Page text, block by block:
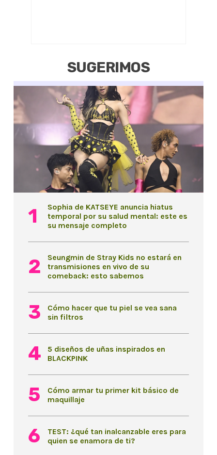
SUGERIMOS
Sophia de KATSEYE anuncia hiatus
temporal por su salud mental: este es
su mensaje completo
Seungmin de Stray Kids no estará en
transmisiones en vivo de su
comeback: esto sabemos
Cómo hacer que tu piel se vea sana
sin filtros
5 diseños de uñas inspirados en
BLACKPINK
Cómo armar tu primer kit básico de
maquillaje
TEST: ¿qué tan inalcanzable eres para
quien se enamora de ti?